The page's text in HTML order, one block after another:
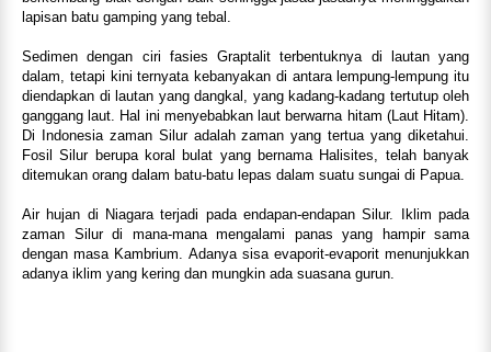
lapisan batu gamping yang tebal.
Sedimen dengan ciri fasies Graptalit terbentuknya di lautan yang
dalam, tetapi kini ternyata kebanyakan di antara lempung-lempung itu
diendapkan di lautan yang dangkal, yang kadang-kadang tertutup oleh
ganggang laut. Hal ini menyebabkan laut berwarna hitam (Laut Hitam).
Di Indonesia zaman Silur adalah zaman yang tertua yang diketahui.
Fosil Silur berupa koral bulat yang bernama Halisites, telah banyak
ditemukan orang dalam batu-batu lepas dalam suatu sungai di Papua.
Air hujan di Niagara terjadi pada endapan-endapan Silur. Iklim pada
zaman Silur di mana-mana mengalami panas yang hampir sama
dengan masa Kambrium. Adanya sisa evaporit-evaporit menunjukkan
adanya iklim yang kering dan mungkin ada suasana gurun.